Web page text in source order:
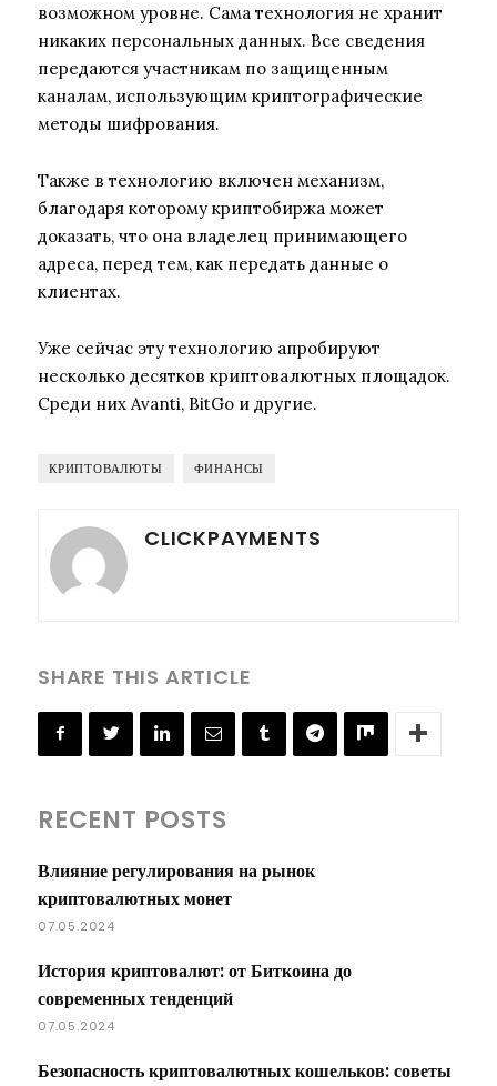
возможном уровне. Сама технология не хранит
никаких персональных данных. Все сведения
передаются участникам по защищенным
каналам, использующим криптографические
методы шифрования.
Также в технологию включен механизм,
благодаря которому криптобиржа может
доказать, что она владелец принимающего
адреса, перед тем, как передать данные о
клиентах.
Уже сейчас эту технологию апробируют
несколько десятков криптовалютных площадок.
Среди них Avanti, BitGo и другие.
КРИПТОВАЛЮТЫ ФИНАНСЫ
CLICKPAYMENTS
SHARE THIS ARTICLE
RECENT POSTS
Влияние регулирования на рынок
криптовалютных монет
07.05.2024
История криптовалют: от Биткоина до
современных тенденций
07.05.2024
Безопасность криптовалютных кошельков: советы